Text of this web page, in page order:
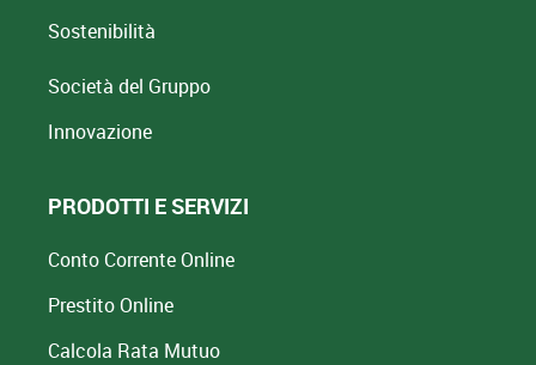
Sostenibilità
Società del Gruppo
Innovazione
PRODOTTI E SERVIZI
Conto Corrente Online
Prestito Online
Calcola Rata Mutuo